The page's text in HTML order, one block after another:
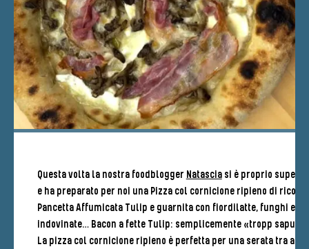
Questa volta la nostra foodblogger Natasciasi è proprio
e ha preparato per noi una Pizza col cornicione ripieno di ricotta
Pancetta Affumicata Tulip e guarnita con fiordilatte, funghi e
indovinate… Bacon a fette Tulip: semplicemente «tropp
La pizza col cornicione ripieno è perfetta per una serata tra